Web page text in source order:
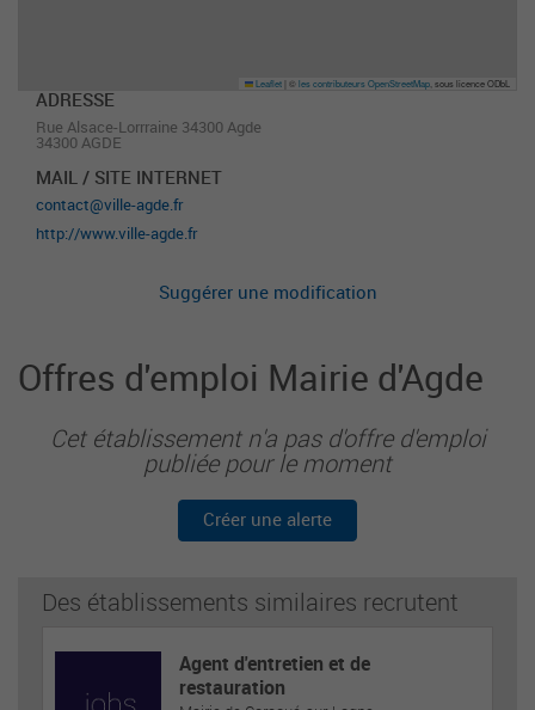
Leaflet ©les contributeurs OpenStreetMap , sous licence ODbL
ADRESSE
Rue Alsace-Lorrraine 34300 Agde
34300 AGDE
MAIL / SITE INTERNET
contact@ville-agde.fr
http://www.ville-agde.fr
Suggérer une modification
Offres d'emploi Mairie d'Agde
Cet établissement n'a pas d'offre d'emploi
publiée pour le moment
Créer une alerte
Des établissements similaires recrutent
Agent d'entretien et de
restauration